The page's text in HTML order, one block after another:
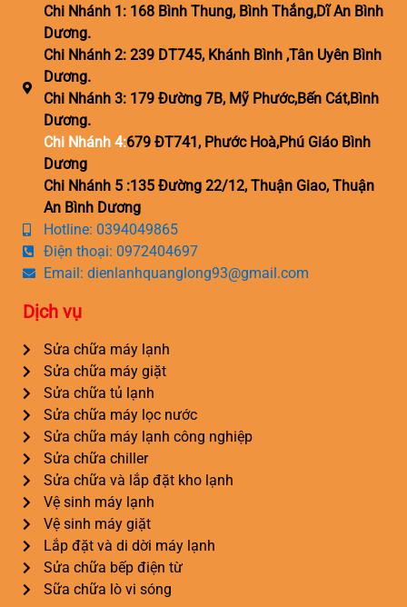
Chi Nhánh 1: 168 Bình Thung, Bình Thắng,Dĩ An Bình
Dương.
Chi Nhánh 2: 239 DT745, Khánh Bình ,Tân Uyên Bình
Dương.
Chi Nhánh 3: 179 Đường 7B, Mỹ Phước,Bến Cát,Bình
Dương.
Chi Nhánh 4:679 ĐT741, Phước Hoà,Phú Giáo Bình
Dương
Chi Nhánh 5 :135 Đường 22/12, Thuận Giao, Thuận
An Bình Dương
Hotline: 0394049865
Điện thoại: 0972404697
Email: dienlanhquanglong93@gmail.com
Dịch vụ
Sửa chữa máy lạnh
Sửa chữa máy giặt
Sửa chữa tủ lạnh
Sửa chữa máy lọc nước
Sửa chữa máy lạnh công nghiệp
Sửa chữa chiller
Sửa chữa và lắp đặt kho lạnh
Vệ sinh máy lạnh
Vệ sinh máy giặt
Lắp đặt và di dời máy lạnh
Sửa chữa bếp điện từ
Sữa chữa lò vi sóng